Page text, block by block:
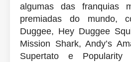
algumas das franquias
premiadas do mundo,
Duggee, Hey Duggee
Mission Shark, Andy’s
Supertato e